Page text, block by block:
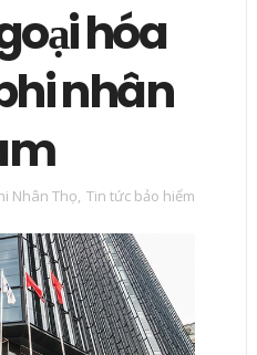
hóa
nhân
Nhân Thọ, Tin tức bảo hiểm